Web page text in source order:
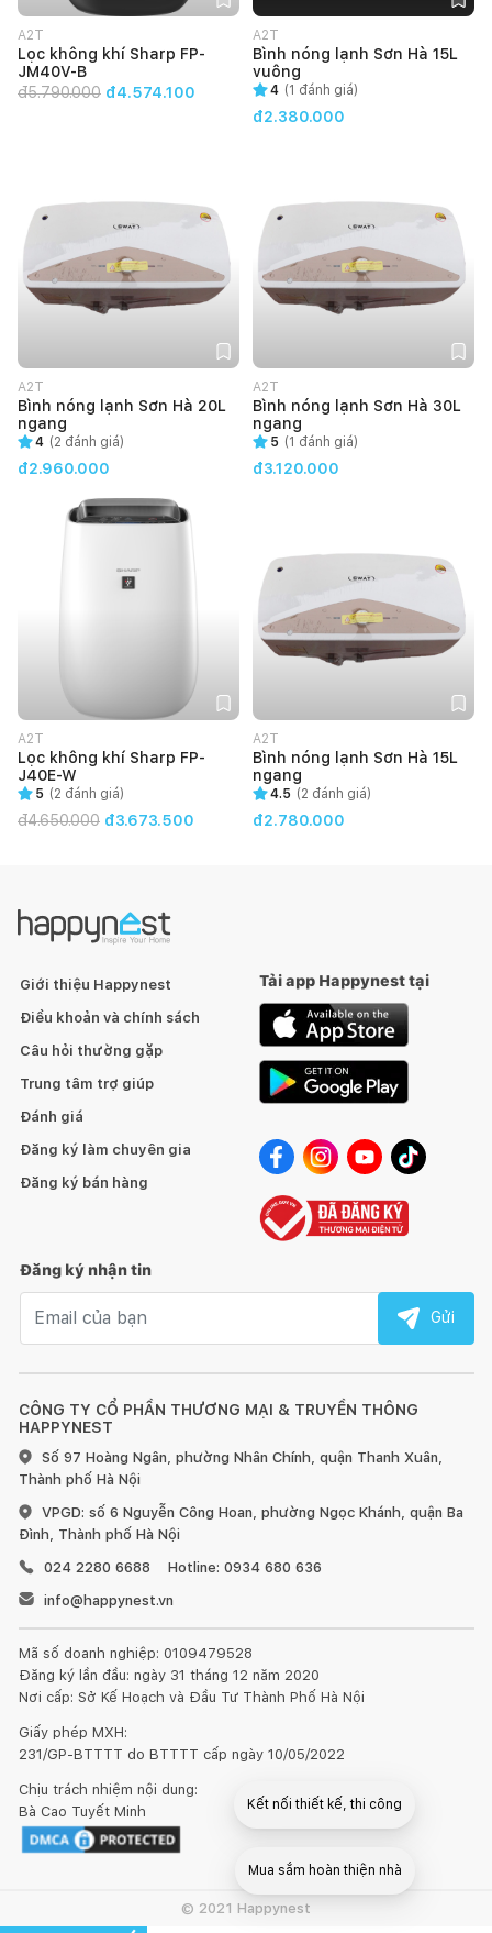
A2T
Lọc không khí Sharp FP-
JM40V-B
đ5.790.000 đ4.574.100
A2T
Bình nóng lạnh Sơn Hà 15L
vuông
4 (1 đánh giá)
đ2.380.000
A2T
Bình nóng lạnh Sơn Hà 20L
ngang
4 (2 đánh giá)
đ2.960.000
A2T
Bình nóng lạnh Sơn Hà 30L
ngang
5 (1 đánh giá)
đ3.120.000
A2T
Lọc không khí Sharp FP-
J40E-W
5 (2 đánh giá)
đ4.650.000 đ3.673.500
A2T
Bình nóng lạnh Sơn Hà 15L
ngang
4.5 (2 đánh giá)
đ2.780.000
CÔNG TY CỔ PHẦN THƯƠNG MẠI & TRUYỀN THÔNG
HAPPYNEST
Số 97 Hoàng Ngân, phường Nhân Chính, quận Thanh Xuân,
Thành phố Hà Nội
VPGD: số 6 Nguyễn Công Hoan, phường Ngọc Khánh, quận Ba
Đình, Thành phố Hà Nội
024 2280 6688
Hotline: 0934 680 636
info@happynest.vn
Mã số doanh nghiệp: 0109479528
Đăng ký lần đầu: ngày 31 tháng 12 năm 2020
Nơi cấp: Sở Kế Hoạch và Đầu Tư Thành Phố Hà Nội
Giấy phép MXH:
231/GP-BTTTT do BTTTT cấp ngày 10/05/2022
Chịu trách nhiệm nội dung:
Bà Cao Tuyết Minh
Giới thiệu Happynest
Điều khoản và chính sách
Câu hỏi thường gặp
Trung tâm trợ giúp
Đánh giá
Đăng ký làm chuyên gia
Đăng ký bán hàng
Tải app Happynest tại
Đăng ký nhận tin
Gửi
© 2021 Happynest
Kết nối thiết kế, thi công
Mua sắm hoàn thiện nhà